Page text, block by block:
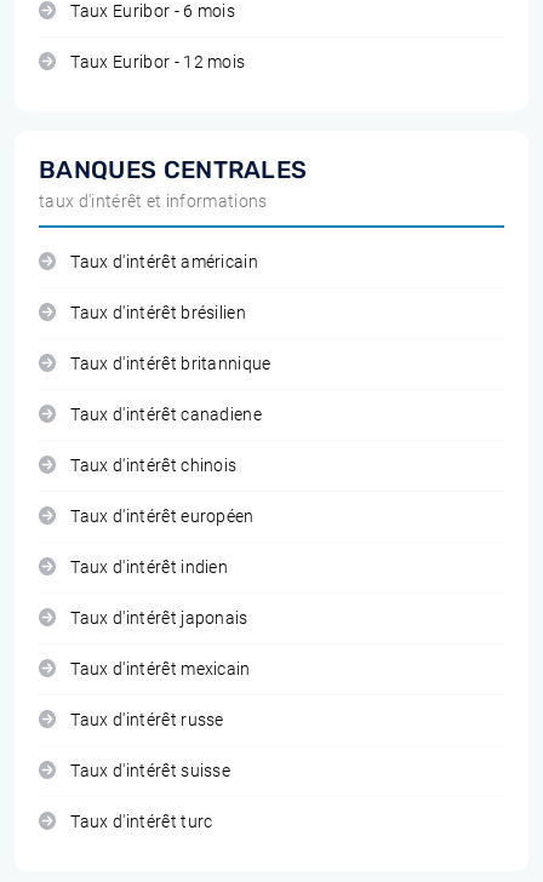
Taux Euribor - 6 mois
Taux Euribor - 12 mois
BANQUES CENTRALES
taux d'intérêt et informations
Taux d'intérêt américain
Taux d'intérêt brésilien
Taux d'intérêt britannique
Taux d'intérêt canadiene
Taux d'intérêt chinois
Taux d'intérêt européen
Taux d'intérêt indien
Taux d'intérêt japonais
Taux d'intérêt mexicain
Taux d'intérêt russe
Taux d'intérêt suisse
Taux d'intérêt turc